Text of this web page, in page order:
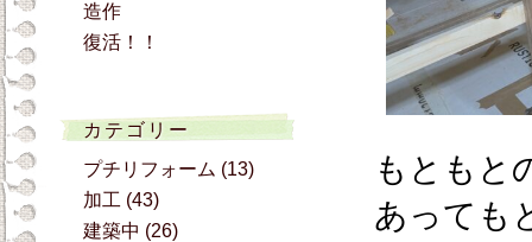
造作
復活！！
カテゴリー
プチリフォーム (13)
加工 (43)
建築中 (26)
もともと
あっても